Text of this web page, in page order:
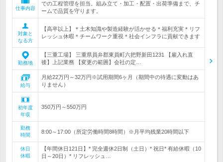
仕事内容
での工程管理を担当。組み立て・加工・配置・出荷準備まで、チ
ームで品質を守ります。
対象と
なる方
【高卒以上】＊土木知識や製造経験が活かせる＊福利充実＊リフ
レッシュ休暇＊チームワーク重視＊社会インフラに貢献できます
勤務地
【三重工場】 三重県員弁郡東員町六把野新田1231 【雇入れ直
後】上記業務 【変更の範囲】会社の定…
給与
月給22万円～32万円※試用期間6ヶ月（期間中の待遇に変動はあ
りません）
初年度
年収
350万円～550万円
勤務
時間
8:00～17:00（所定労働時間8時間）※月平均残業20時間以下
休日
休暇
【年間休日121日】* 完全週休2日制（土日）* 祝日* 有給休暇（10
日～20日）* リフレッシュ…